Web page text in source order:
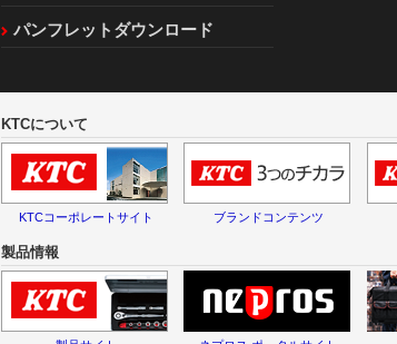
パンフレットダウンロード
KTCについて
KTCコーポレートサイト ブランドコンテンツ
製品情報